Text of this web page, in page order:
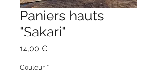
Paniers hauts
"Sakari"
14,00 €
Couleur *